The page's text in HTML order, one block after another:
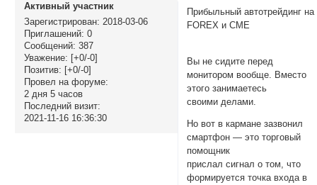
Активный участник
Зарегистрирован: 2018-03-06
Приглашений: 0
Сообщений: 387
Уважение: [+0/-0]
Позитив: [+0/-0]
Провел на форуме:
2 дня 5 часов
Последний визит:
2021-11-16 16:36:30
Прибыльный автотрейдинг на
FOREX и
Вы не сидите перед
монитором вообще. Вместо
этого занимаетесь
своими делами.
Но вот в кармане зазвонил
смартфон — это торговый
помощник
прислал сигнал о том, что
формируется точка входа в